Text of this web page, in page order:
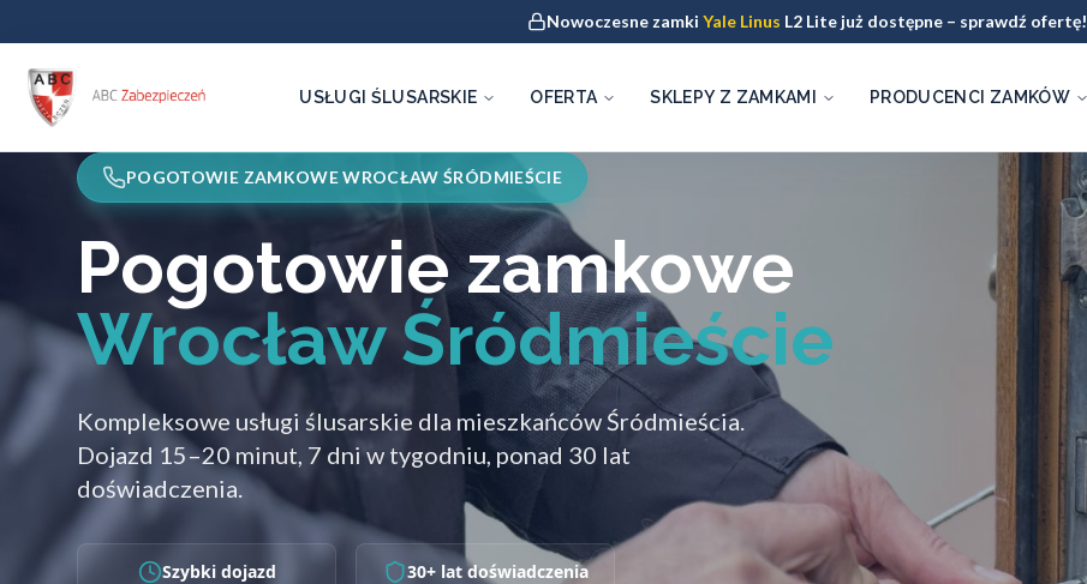
Nowoczesne zamki Yale Linus L2 Lite już dostępne – sprawdź ofertę!
USŁUGI ŚLUSARSKIE OFERTA SKLEPY Z ZAMKAMI PRODUCENCI ZAMKÓW
POGOTOWIE ZAMKOWE WROCŁAW ŚRÓDMIEŚCIE
Pogotowie zamkowe
Wrocław Śródmieście
Kompleksowe usługi ślusarskie dla mieszkańców Śródmieścia.
Dojazd 15–20 minut, 7 dni w tygodniu, ponad 30 lat
doświadczenia.
Szybki dojazd 30+ lat doświadczenia